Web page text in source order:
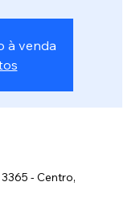
à venda
- Centro,